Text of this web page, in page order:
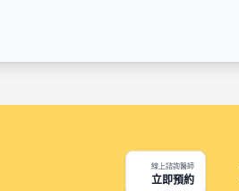
線上諮詢醫師
立即預約